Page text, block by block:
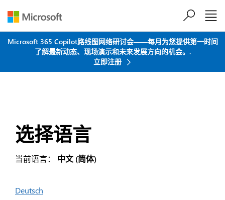
Microsoft 365 Copilot路线图网络研讨会——每月为您提供第一时间
了解最新动态、现场演示和未来发展方向的机会。.
立即注册
选择语言
当前语言： 中文 (简体)
Deutsch